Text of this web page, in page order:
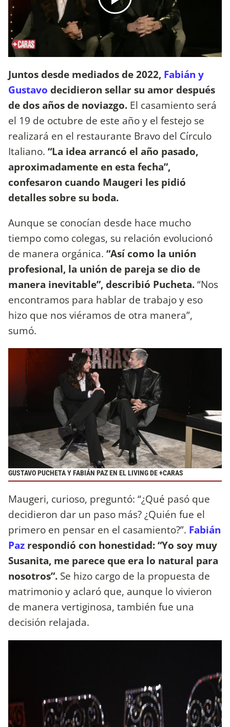
Juntos desde mediados de 2022, Fabián y
Gustavo decidieron sellar su amor después
de dos años de noviazgo. El casamiento será
el 19 de octubre de este año y el festejo se
realizará en el restaurante Bravo del Círculo
Italiano. “La idea arrancó el año pasado,
aproximadamente en esta fecha”,
confesaron cuando Maugeri les pidió
detalles sobre su boda.
Aunque se conocían desde hace mucho
tiempo como colegas, su relación evolucionó
de manera orgánica. “Así como la unión
profesional, la unión de pareja se dio de
manera inevitable”, describió Pucheta.“Nos
encontramos para hablar de trabajo y eso
hizo que nos viéramos de otra manera”,
sumó.
GUSTAVO PUCHETA Y FABIÁN PAZ EN EL LIVING DE +CARAS
Maugeri, curioso, preguntó: “¿Qué pasó que
decidieron dar un paso más? ¿Quién fue el
primero en pensar en el casamiento?”. Fabián
Paz respondió con honestidad: “Yo soy muy
Susanita, me parece que era lo natural para
nosotros”. Se hizo cargo de la propuesta de
matrimonio y aclaró que, aunque lo vivieron
de manera vertiginosa, también fue una
decisión relajada.